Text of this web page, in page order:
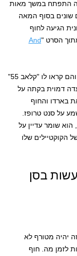
התפתח במשך מאות
שונים בסוף המאה
הגיעה לחוף
הסרט "And
צריף עץ קטן נבנה כדי לשכן את הצוות של הסרט והם קראו לו "קלאב 55"
דמוית בקתה על
בארדו והחוף
על סנט טרופז.
הוא שומר עדיין על
הקוקטיילים שלו
בסן
יהיה מטורף לא
לזמן מה. חוף